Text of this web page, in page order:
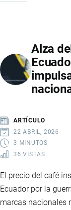
PARA
EN
Alza
ARTÍCULO
22 ABRIL, 2026
3 MINUTOS
36 VISTAS
El precio del café
Ecuador por la
marcas nacionales